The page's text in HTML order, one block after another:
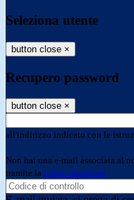
Seleziona utente
button close ×
Recupero password
button close ×
all'indirizzo indicato con le
Non hai una e-mail associata al
tramite la Login Spaggiari